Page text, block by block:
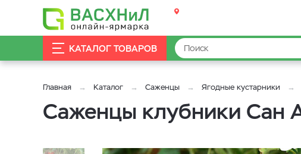
КАТАЛОГ ТОВАРОВ
Главная Каталог Саженцы Ягодные кустарники
Саженцы клубники Сан